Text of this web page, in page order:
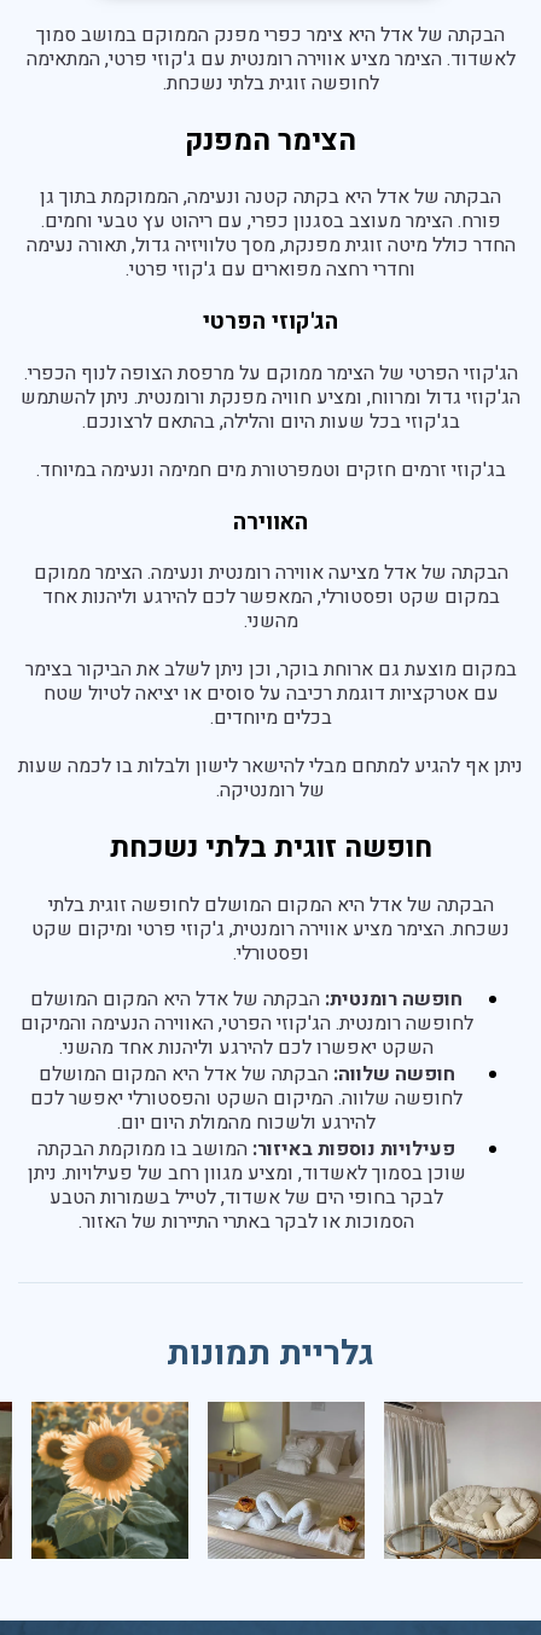
פראג
בהוד השרון
בהרצליה
ברמת השרון
ברעננה
חיפה
הבקתה של אדל היא צימר כפרי מפנק הממוקם במושב סמוך
לאשדוד. הצימר מציע אווירה רומנטית עם ג'קוזי פרטי, המתאימה
לחופשה זוגית בלתי נשכחת.
הצימר המפנק
הבקתה של אדל היא בקתה קטנה ונעימה, הממוקמת בתוך גן
פורח. הצימר מעוצב בסגנון כפרי, עם ריהוט עץ טבעי וחמים.
החדר כולל מיטה זוגית מפנקת, מסך טלוויזיה גדול, תאורה נעימה
וחדרי רחצה מפוארים עם ג'קוזי פרטי.
הג'קוזי הפרטי
הג'קוזי הפרטי של הצימר ממוקם על מרפסת הצופה לנוף הכפרי.
הג'קוזי גדול ומרווח, ומציע חוויה מפנקת ורומנטית. ניתן להשתמש
בג'קוזי בכל שעות היום והלילה, בהתאם לרצונכם.
בג'קוזי זרמים חזקים וטמפרטורת מים חמימה ונעימה במיוחד.
האווירה
הבקתה של אדל מציעה אווירה רומנטית ונעימה. הצימר ממוקם
במקום שקט ופסטורלי, המאפשר לכם להירגע וליהנות אחד
מהשני.
במקום מוצעת גם ארוחת בוקר, וכן ניתן לשלב את הביקור בצימר
עם אטרקציות דוגמת רכיבה על סוסים או יציאה לטיול שטח
בכלים מיוחדים.
ניתן אף להגיע למתחם מבלי להישאר לישון ולבלות בו לכמה שעות
של רומנטיקה.
חופשה זוגית בלתי נשכחת
הבקתה של אדל היא המקום המושלם לחופשה זוגית בלתי
נשכחת. הצימר מציע אווירה רומנטית, ג'קוזי פרטי ומיקום שקט
ופסטורלי.
חופשה רומנטית: הבקתה של אדל היא המקום המושלם
לחופשה רומנטית. הג'קוזי הפרטי, האווירה הנעימה והמיקום
השקט יאפשרו לכם להירגע וליהנות אחד מהשני.
חופשה שלווה: הבקתה של אדל היא המקום המושלם
לחופשה שלווה. המיקום השקט והפסטורלי יאפשר לכם
להירגע ולשכוח מהמולת היום יום.
פעילויות נוספות באיזור: המושב בו ממוקמת הבקתה
שוכן בסמוך לאשדוד, ומציע מגוון רחב של פעילויות. ניתן
לבקר בחופי הים של אשדוד, לטייל בשמורות הטבע
הסמוכות או לבקר באתרי התיירות של האזור.
גלריית תמונות